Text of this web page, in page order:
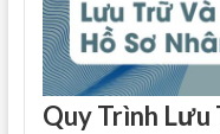
Quy Trình Lưu